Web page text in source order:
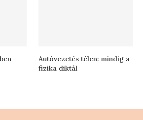
Autóvezetés télen: mindig a
fizika diktál